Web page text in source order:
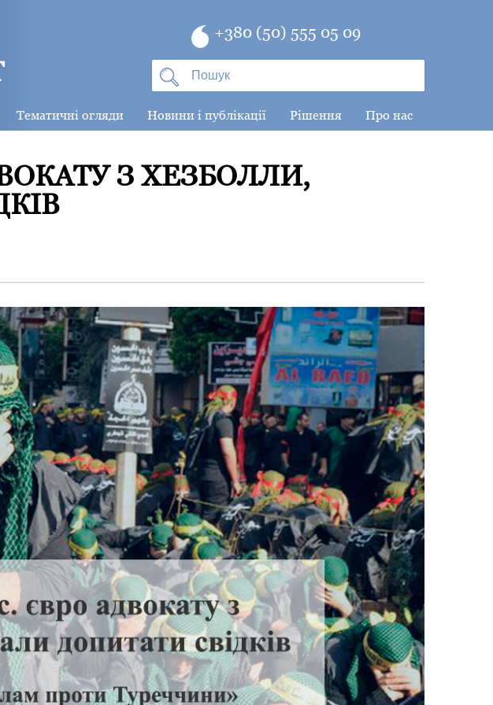
+380 (50) 555 05 09
Тематичні огляди Новини і публікації Рішення Про нас
З ХЕЗБОЛЛИ,